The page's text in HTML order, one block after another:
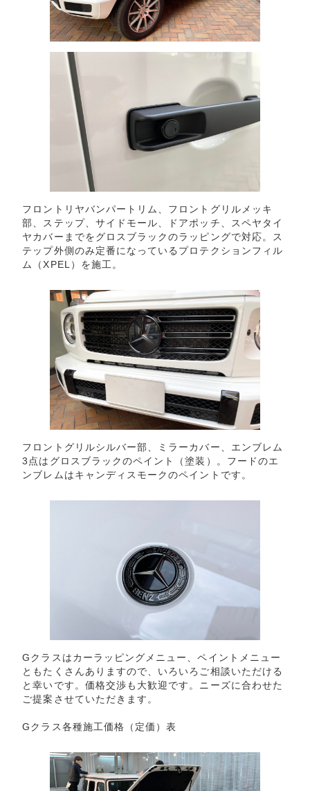
フロントリヤバンパートリム、フロントグリルメッキ
部、ステップ、サイドモール、ドアポッチ、スペヤタイ
ヤカバーまでをグロスブラックのラッピングで対応。ス
テップ外側のみ定番になっているプロテクションフィル
ム（XPEL）を施工。
フロントグリルシルバー部、ミラーカバー、エンブレム
3点はグロスブラックのペイント（塗装）。フードのエ
ンブレムはキャンディスモークのペイントです。
Gクラスはカーラッピングメニュー、ペイントメニュー
ともたくさんありますので、いろいろご相談いただける
と幸いです。価格交渉も大歓迎です。ニーズに合わせた
ご提案させていただきます。
Gクラス各種施工価格（定価）表